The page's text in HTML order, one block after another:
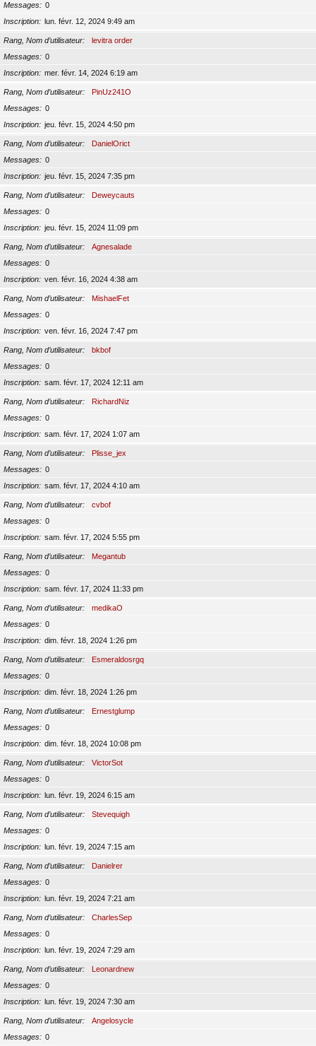
Messages
0
Inscription
lun. févr. 12, 2024 9:49 am
Rang, Nom d’utilisateur
levitra order
Messages
0
Inscription
mer. févr. 14, 2024 6:19 am
Rang, Nom d’utilisateur
PinUz241O
Messages
0
Inscription
jeu. févr. 15, 2024 4:50 pm
Rang, Nom d’utilisateur
DanielOrict
Messages
0
Inscription
jeu. févr. 15, 2024 7:35 pm
Rang, Nom d’utilisateur
Deweycauts
Messages
0
Inscription
jeu. févr. 15, 2024 11:09 pm
Rang, Nom d’utilisateur
Agnesalade
Messages
0
Inscription
ven. févr. 16, 2024 4:38 am
Rang, Nom d’utilisateur
MishaelFet
Messages
0
Inscription
ven. févr. 16, 2024 7:47 pm
Rang, Nom d’utilisateur
bkbof
Messages
0
Inscription
sam. févr. 17, 2024 12:11 am
Rang, Nom d’utilisateur
RichardNiz
Messages
0
Inscription
sam. févr. 17, 2024 1:07 am
Rang, Nom d’utilisateur
Plisse_jex
Messages
0
Inscription
sam. févr. 17, 2024 4:10 am
Rang, Nom d’utilisateur
cvbof
Messages
0
Inscription
sam. févr. 17, 2024 5:55 pm
Rang, Nom d’utilisateur
Megantub
Messages
0
Inscription
sam. févr. 17, 2024 11:33 pm
Rang, Nom d’utilisateur
medikaO
Messages
0
Inscription
dim. févr. 18, 2024 1:26 pm
Rang, Nom d’utilisateur
Esmeraldosrgq
Messages
0
Inscription
dim. févr. 18, 2024 1:26 pm
Rang, Nom d’utilisateur
Ernestglump
Messages
0
Inscription
dim. févr. 18, 2024 10:08 pm
Rang, Nom d’utilisateur
VictorSot
Messages
0
Inscription
lun. févr. 19, 2024 6:15 am
Rang, Nom d’utilisateur
Stevequigh
Messages
0
Inscription
lun. févr. 19, 2024 7:15 am
Rang, Nom d’utilisateur
Danielrer
Messages
0
Inscription
lun. févr. 19, 2024 7:21 am
Rang, Nom d’utilisateur
CharlesSep
Messages
0
Inscription
lun. févr. 19, 2024 7:29 am
Rang, Nom d’utilisateur
Leonardnew
Messages
0
Inscription
lun. févr. 19, 2024 7:30 am
Rang, Nom d’utilisateur
Angelosycle
Messages
0